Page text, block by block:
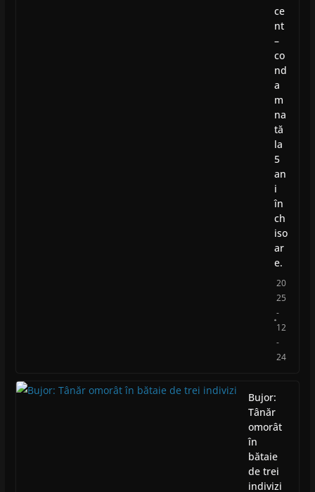
ce
nt
–
co
nd
a
m
na
tă
la
5
an
i
în
ch
iso
ar
e.
20
25
-
12
-
24
Bujor:
Tânăr
omorât
în
bătaie
de trei
indivizi